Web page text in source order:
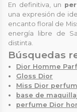
En definitiva, un
una expresión de
encanto floral de
energía libre de
distinta.
Búsquedas
Dior Homme
Gloss Dior
Miss Dior
base de
perfume Dior